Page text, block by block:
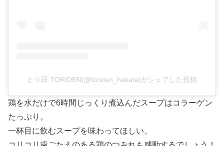
とり田 TORIDEN(@toriden_hakata)がシェアした投稿
鶏を水だけで6時間じっくり煮込んだスープはコラーゲン
たっぷり。
一杯目に飲むスープを味わってほしい。